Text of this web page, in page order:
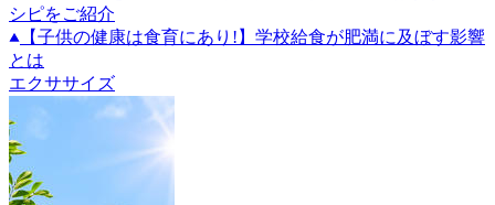
シピをご紹介
【子供の健康は食育にあり!】学校給食が肥満に及ぼす影響
とは
エクササイズ